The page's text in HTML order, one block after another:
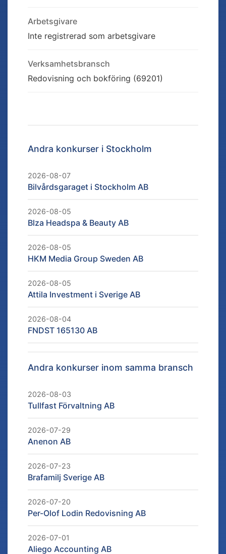
Arbetsgivare
Inte registrerad som arbetsgivare
Verksamhetsbransch
Redovisning och bokföring (69201)
Andra konkurser i Stockholm
2026-08-07
Bilvårdsgaraget i Stockholm AB
2026-08-05
Blza Headspa & Beauty AB
2026-08-05
HKM Media Group Sweden AB
2026-08-05
Attila Investment i Sverige AB
2026-08-04
FNDST 165130 AB
Andra konkurser inom samma bransch
2026-08-03
Tullfast Förvaltning AB
2026-07-29
Anenon AB
2026-07-23
Brafamilj Sverige AB
2026-07-20
Per-Olof Lodin Redovisning AB
2026-07-01
Aliego Accounting AB